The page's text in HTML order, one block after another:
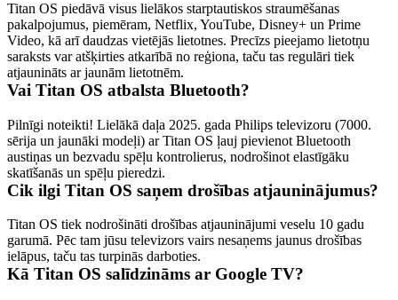
Titan OS piedāvā visus lielākos starptautiskos straumēšanas
pakalpojumus, piemēram, Netflix, YouTube, Disney+ un Prime
Video, kā arī daudzas vietējās lietotnes. Precīzs pieejamo lietotņu
saraksts var atšķirties atkarībā no reģiona, taču tas regulāri tiek
atjaunināts ar jaunām lietotnēm.
Vai Titan OS atbalsta Bluetooth?
Pilnīgi noteikti! Lielākā daļa 2025. gada Philips televizoru (7000.
sērija un jaunāki modeļi) ar Titan OS ļauj pievienot Bluetooth
austiņas un bezvadu spēļu kontrolierus, nodrošinot elastīgāku
skatīšanās un spēļu pieredzi.
Cik ilgi Titan OS saņem drošības atjauninājumus?
Titan OS tiek nodrošināti drošības atjauninājumi veselu 10 gadu
garumā. Pēc tam jūsu televizors vairs nesaņems jaunus drošības
ielāpus, taču tas turpinās darboties.
Kā Titan OS salīdzināms ar Google TV?